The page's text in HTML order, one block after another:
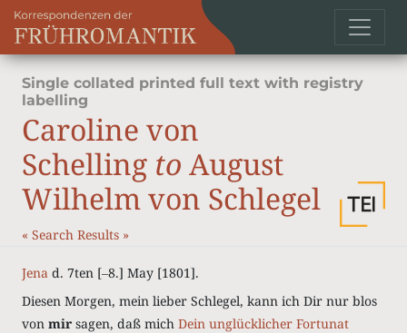
Single collated printed full text with registry
labelling
Caroline von
Schelling to August
Wilhelm von Schlegel
« Search Results »
Jena d. 7ten [‒8.] May [1801].
Diesen Morgen, mein lieber Schlegel, kann ich Dir nur blos
von mir sagen, daß mich Dein unglücklicher Fortunat